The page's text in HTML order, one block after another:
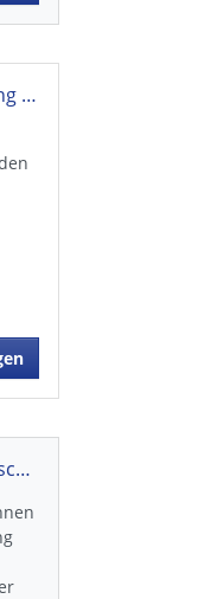
TSV Sportlerehrung 2024
Unsere Schwimmschule braucht Unterstützung